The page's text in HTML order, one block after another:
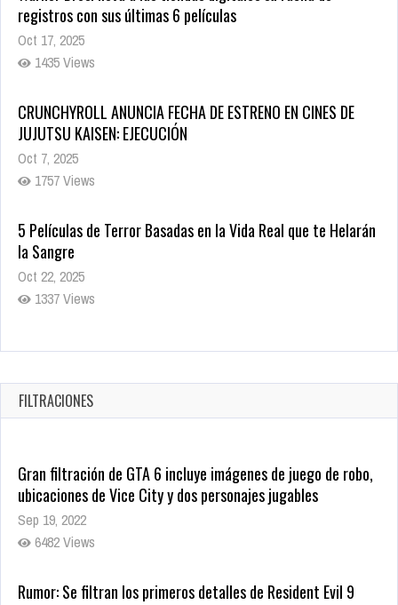
registros con sus últimas 6 películas
Oct 17, 2025
1435 Views
CRUNCHYROLL ANUNCIA FECHA DE ESTRENO EN CINES DE
JUJUTSU KAISEN: EJECUCIÓN
Oct 7, 2025
1757 Views
5 Películas de Terror Basadas en la Vida Real que te Helarán
la Sangre
Oct 22, 2025
1337 Views
Revive el terror: El conjuro 4: Últimos ritos ya está disponible
Oct 20, 2025
1379 Views
FILTRACIONES
Gran filtración de GTA 6 incluye imágenes de juego de robo,
ubicaciones de Vice City y dos personajes jugables
Sep 19, 2022
6482 Views
Rumor: Se filtran los primeros detalles de Resident Evil 9